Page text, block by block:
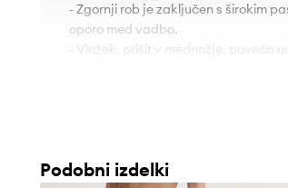
- Zgornji rob je zaključen s širokim
oporo med vadbo.
- Vložek, prišit v mednožje, poveča
Podobni izdelki